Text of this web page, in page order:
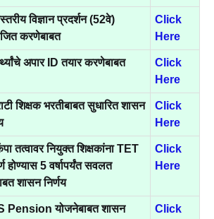
विज्ञान प्रदर्शन (52वे)
करणेबाबत
Click
Here
अपार ID तयार करणेबाबत
Click
Here
शिक्षक भरतीबाबत सुधारित शासन
Click
Here
तत्वावर नियुक्त शिक्षकांना TET
होण्यास 5 वर्षापर्यंत सवलत
शासन निर्णय
Click
Here
Pension योजनेबाबत शासन
Click